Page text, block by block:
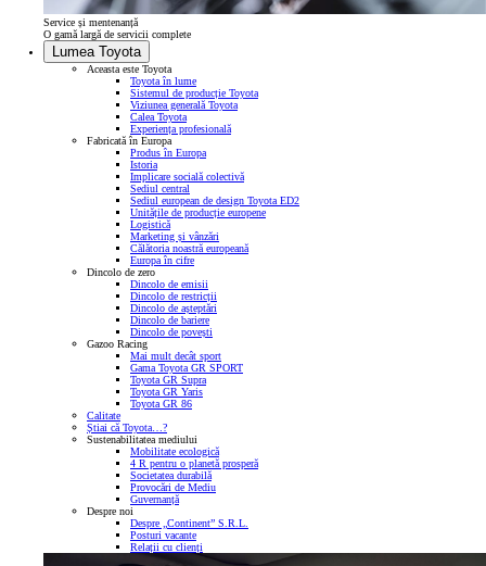
Service și mentenanță
O gamă largă de servicii complete
Lumea Toyota
Aceasta este Toyota
Toyota în lume
Sistemul de producție Toyota
Viziunea generală Toyota
Calea Toyota
Experiența profesională
Fabricată în Europa
Produs în Europa
Istoria
Implicare socială colectivă
Sediul central
Sediul european de design Toyota ED2
Unitățile de producție europene
Logistică
Marketing și vânzări
Călătoria noastră europeană
Europa în cifre
Dincolo de zero
Dincolo de emisii
Dincolo de restricții
Dincolo de așteptări
Dincolo de bariere
Dincolo de povești
Gazoo Racing
Mai mult decât sport
Gama Toyota GR SPORT
Toyota GR Supra
Toyota GR Yaris
Toyota GR 86
Calitate
Știai că Toyota…?
Sustenabilitatea mediului
Mobilitate ecologică
4 R pentru o planetă prosperă
Societatea durabilă
Provocări de Mediu
Guvernanță
Despre noi
Despre „Continent” S.R.L.
Posturi vacante
Relații cu clienți